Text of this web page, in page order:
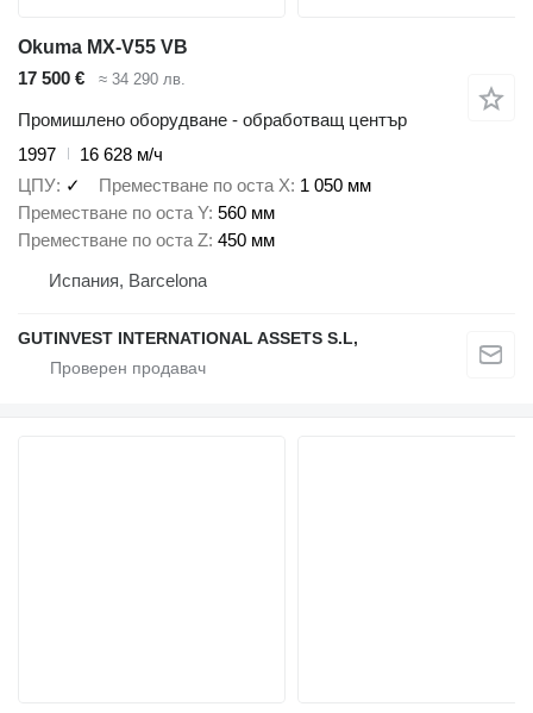
Okuma MX-V55 VB
17 500 €
≈ 34 290 лв.
Промишлено оборудване - обработващ център
1997
16 628 м/ч
ЦПУ ✓ Преместване по оста X 1 050 мм
Преместване по оста Y 560 мм
Преместване по оста Z 450 мм
Испания, Barcelona
GUTINVEST INTERNATIONAL ASSETS S.L,